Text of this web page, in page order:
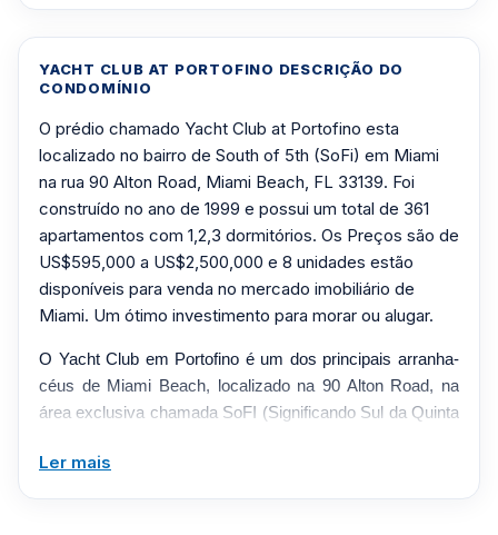
YACHT CLUB AT PORTOFINO DESCRIÇÃO DO
CONDOMÍNIO
O prédio chamado Yacht Club at Portofino esta
localizado no bairro de South of 5th (SoFi) em Miami
na rua 90 Alton Road, Miami Beach, FL 33139. Foi
construído no ano de 1999 e possui um total de 361
apartamentos com 1,2,3 dormitórios. Os Preços são de
US$595,000 a US$2,500,000 e 8 unidades estão
disponíveis para venda no mercado imobiliário de
Miami. Um ótimo investimento para morar ou alugar.
O Yacht Club em Portofino é um dos principais arranha-
céus de Miami Beach, localizado na 90 Alton Road, na
área exclusiva chamada SoFI (Significando Sul da Quinta
de South Beach, chamada South Pointe. Uma área que
Ler mais